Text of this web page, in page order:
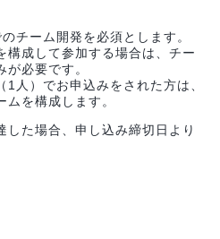
チーム開発を必須とします。
構成して参加する場合は、チー
が必要です。
1人）でお申込みをされた方は、
を構成します。
た場合、申し込み締切日より